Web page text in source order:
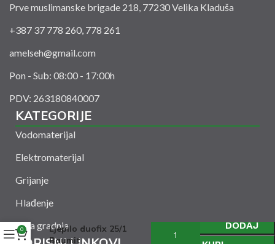
Prve muslimanske brigade 218, 77230 Velika Kladuša
+387 37 778 260, 778 261
amelseh@gmail.com
Pon - Sub: 08:00 - 17:00h
PDV: 263180840007
KATEGORIJE
Vodomaterijal
Elektromaterijal
Grijanje
Hlađenje
Suha gradnjaLjepilo duofix 25/1
Baumit
DODAJ
0